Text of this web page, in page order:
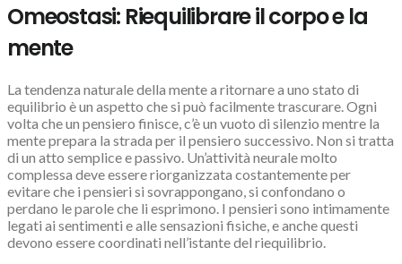
Omeostasi: Riequilibrare il corpo e la
mente
La tendenza naturale della mente a ritornare a uno stato di
equilibrio è un aspetto che si può facilmente trascurare. Ogni
volta che un pensiero finisce, c’è un vuoto di silenzio mentre la
mente prepara la strada per il pensiero successivo. Non si tratta
di un atto semplice e passivo. Un’attività neurale molto
complessa deve essere riorganizzata costantemente per
evitare che i pensieri si sovrappongano, si confondano o
perdano le parole che li esprimono. I pensieri sono intimamente
legati ai sentimenti e alle sensazioni fisiche, e anche questi
devono essere coordinati nell’istante del riequilibrio.